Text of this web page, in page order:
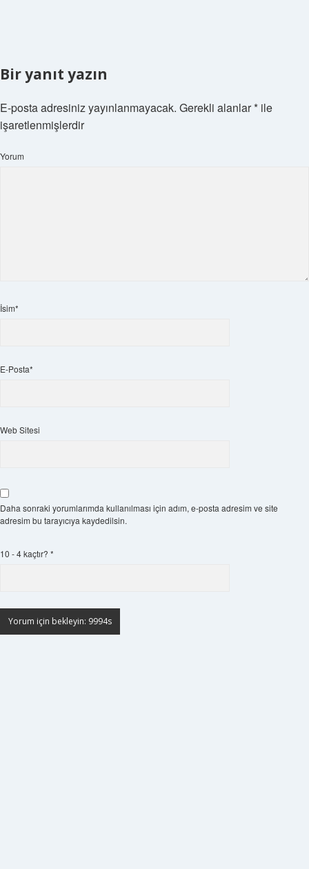
Bir yanıt yazın
E-posta adresiniz yayınlanmayacak. Gerekli alanlar*ile
işaretlenmişlerdir
Yorum
İsim*
E-Posta*
Web Sitesi
Daha sonraki yorumlarımda kullanılması için adım, e-posta adresim ve site
adresim bu tarayıcıya kaydedilsin.
10 - 4 kaçtır? *